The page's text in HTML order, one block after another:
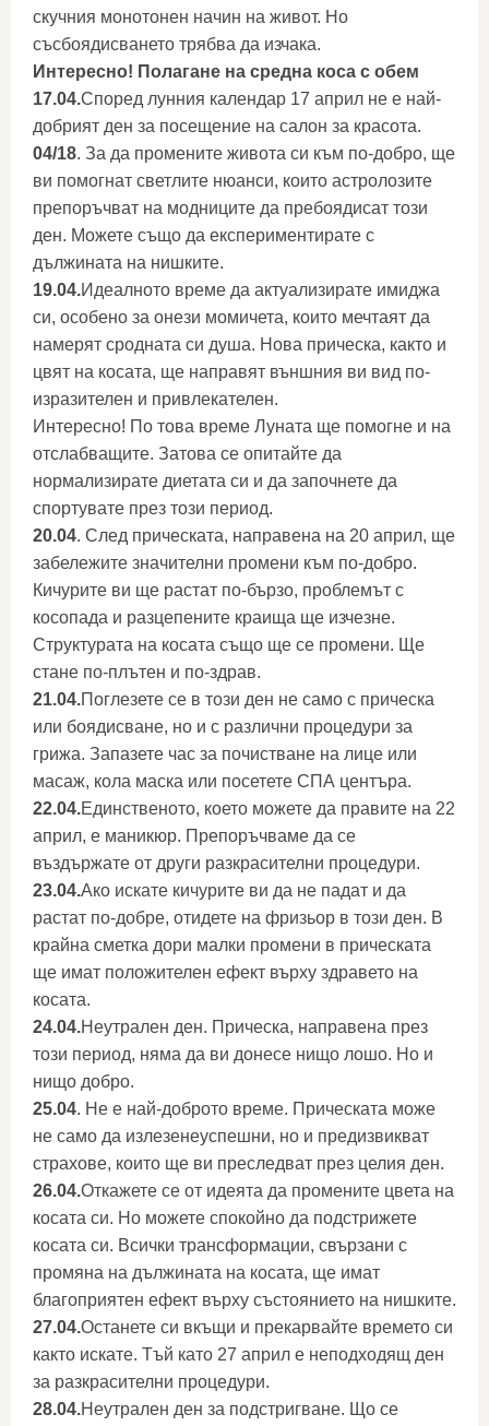
скучния монотонен начин на живот. Но
съсбоядисването трябва да изчака.
Интересно! Полагане на средна коса с обем
17.04.Според лунния календар 17 април не е най-
добрият ден за посещение на салон за красота.
04/18. За да промените живота си към по-добро, ще
ви помогнат светлите нюанси, които астролозите
препоръчват на модниците да пребоядисат този
ден. Можете също да експериментирате с
дължината на нишките.
19.04.Идеалното време да актуализирате имиджа
си, особено за онези момичета, които мечтаят да
намерят сродната си душа. Нова прическа, както и
цвят на косата, ще направят външния ви вид по-
изразителен и привлекателен.
Интересно! По това време Луната ще помогне и на
отслабващите. Затова се опитайте да
нормализирате диетата си и да започнете да
спортувате през този период.
20.04. След прическата, направена на 20 април, ще
забележите значителни промени към по-добро.
Кичурите ви ще растат по-бързо, проблемът с
косопада и разцепените краища ще изчезне.
Структурата на косата също ще се промени. Ще
стане по-плътен и по-здрав.
21.04.Поглезете се в този ден не само с прическа
или боядисване, но и с различни процедури за
грижа. Запазете час за почистване на лице или
масаж, кола маска или посетете СПА центъра.
22.04.Единственото, което можете да правите на 22
април, е маникюр. Препоръчваме да се
въздържате от други разкрасителни процедури.
23.04.Ако искате кичурите ви да не падат и да
растат по-добре, отидете на фризьор в този ден. В
крайна сметка дори малки промени в прическата
ще имат положителен ефект върху здравето на
косата.
24.04.Неутрален ден. Прическа, направена през
този период, няма да ви донесе нищо лошо. Но и
нищо добро.
25.04. Не е най-доброто време. Прическата може
не само да излезенеуспешни, но и предизвикват
страхове, които ще ви преследват през целия ден.
26.04.Откажете се от идеята да промените цвета на
косата си. Но можете спокойно да подстрижете
косата си. Всички трансформации, свързани с
промяна на дължината на косата, ще имат
благоприятен ефект върху състоянието на нишките.
27.04.Останете си вкъщи и прекарвайте времето си
както искате. Тъй като 27 април е неподходящ ден
за разкрасителни процедури.
28.04.Неутрален ден за подстригване. Що се